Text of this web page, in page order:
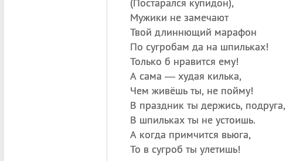
Мужики не замечают
Твой длиннющий марафон
По сугробам да на шпильках!
Только б нравится ему!
А сама — худая килька,
Чем живёшь ты, не пойму!
В праздник ты держись, подруга,
В шпильках ты не устоишь.
А когда примчится вьюга,
То в сугроб ты улетишь!